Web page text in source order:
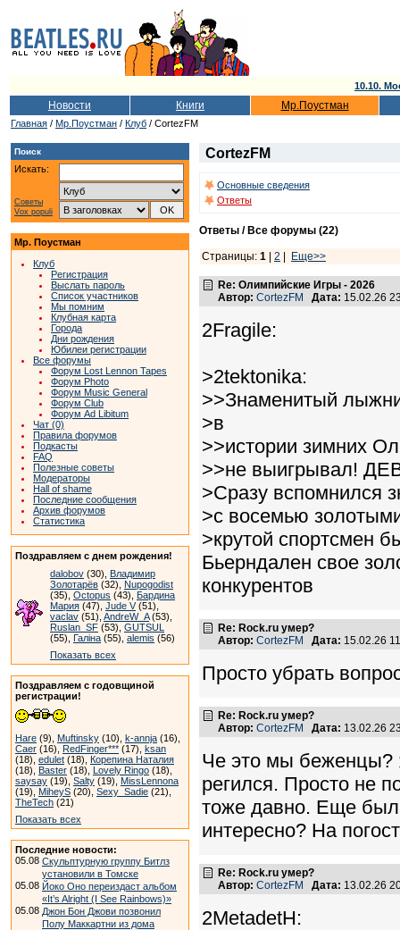
10.10.
Новости Книги Мр.Поустман
Главная / Мр.Поустман / Клуб / CortezFM
Поиск
Искать:
Советы
Vox populi
Мр. Поустман
Клуб
Регистрация
Выслать пароль
Список участников
Мы помним
Клубная карта
Города
Дни рождения
Юбилеи регистрации
Все форумы
Форум Lost Lennon Tapes
Форум Photo
Форум Music General
Форум Club
Форум Ad Libitum
Чат (0)
Правила форумов
Подкасты
FAQ
Полезные советы
Модераторы
Hall of shame
Последние сообщения
Архив форумов
Статистика
Поздравляем с днем рождения!
dalobov (30), Владимир
Золотарёв (32), Nupogodist
(35), Octopus (43), Бардина
Мария (47), Jude V(51),
vaclav (51), AndreW_A(53),
Ruslan_SF (53), GUTSUL
(55), Галіна (55), alemis (56)
Показать всех
Поздравляем с годовщиной
регистрации!
Hare (9), Muftinsky (10), k-annja (16),
Caer (16), RedFinger*** (17), ksan
(18), edulet (18), Корепина Наталия
(18), Baster (18), Lovely Ringo (18),
saysay (19), Salty (19), MissLennona
(19), MiheyS (20), Sexy_Sadie (21),
TheTech (21)
Показать всех
Последние новости:
05.08 Скульптурную группу Битлз
установили в Томске
05.08 Йоко Оно переиздаст альбом
«It’s Alright (I See Rainbows)»
05.08 Джон Бон Джови позвонил
Полу Маккартни из дома
CortezFM
Основные сведения
Ответы
Ответы / Все форумы (22)
Страницы: 1 | 2 | Еще>>
Re: Олимпийские Игры - 2026
Автор: CortezFM Дата: 15.02.26
2Fragile:
>2tektonika:
>>Знаменитый
>в
>>истории зимних
>>не выигрывал!
>Сразу вспомнился
>с восемью
>крутой спортсмен
Бьерндален свое
конкурентов
Re: Rock.ru умер?
Автор: CortezFM Дата: 15.02.26
Просто убрать
Re: Rock.ru умер?
Автор: CortezFM Дата: 13.02.26
Че это мы беженцы?
регился. Просто не
тоже давно. Еще был
интересно? На
Re: Rock.ru умер?
Автор: CortezFM Дата: 13.02.26
2MetadetH: